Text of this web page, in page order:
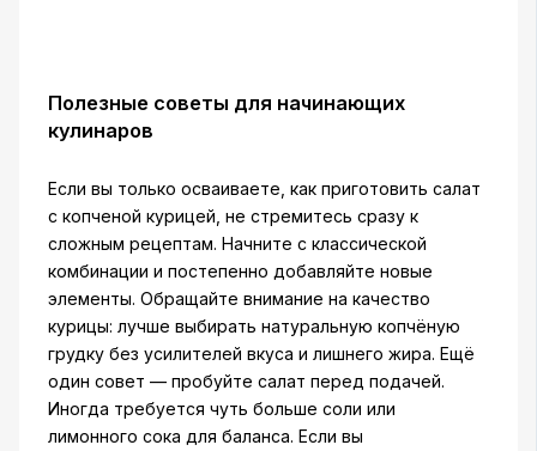
Полезные советы для начинающих
кулинаров
Если вы только осваиваете, как приготовить салат
с копченой курицей, не стремитесь сразу к
сложным рецептам. Начните с классической
комбинации и постепенно добавляйте новые
элементы. Обращайте внимание на качество
курицы: лучше выбирать натуральную копчёную
грудку без усилителей вкуса и лишнего жира. Ещё
один совет — пробуйте салат перед подачей.
Иногда требуется чуть больше соли или
лимонного сока для баланса. Если вы